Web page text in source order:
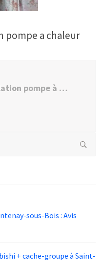
pompe a chaleur
Dépannage et installation pompe à chaleur Val de Marne 94
sous-Bois : Avis
+ cache-groupe à Saint-